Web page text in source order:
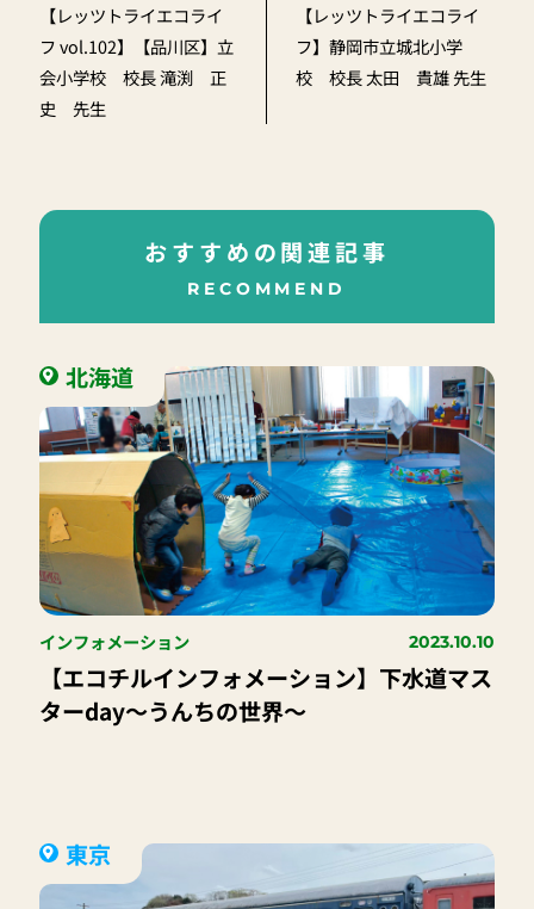
【レッツトライエコライ
フ vol.102】【品川区】立
会小学校 校長 滝渕 正
史 先生
【レッツトライエコライ
フ】静岡市立城北小学
校 校長 太田 貴雄 先生
おすすめの関連記事
RECOMMEND
北海道
インフォメーション 2023.10.10
【エコチルインフォメーション】下水道マス
ターday～うんちの世界～
東京